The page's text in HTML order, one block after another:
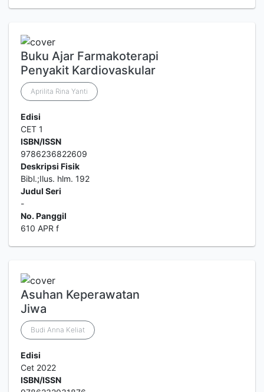
Buku Ajar Farmakoterapi
Penyakit Kardiovaskular
Aprilita Rina Yanti
Edisi
CET 1
ISBN/ISSN
9786236822609
Deskripsi Fisik
Bibl.;Ilus. hlm. 192
Judul Seri
-
No. Panggil
610 APR f
Asuhan Keperawatan
Jiwa
Budi Anna Keliat
Edisi
Cet 2022
ISBN/ISSN